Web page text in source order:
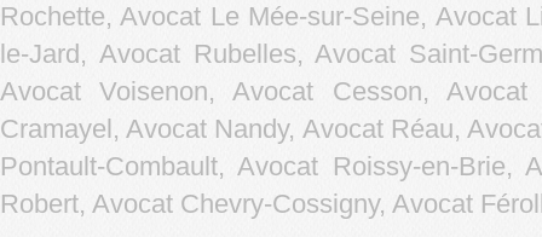
Rochette, Avocat Le Mée-sur-Seine, Avocat
le-Jard, Avocat Rubelles, Avocat Saint-
Avocat Voisenon, Avocat Cesson,
Cramayel, Avocat Nandy, Avocat Réau,
Pontault-Combault, Avocat Roissy-en-Brie,
Robert, Avocat Chevry-Cossigny, Avocat